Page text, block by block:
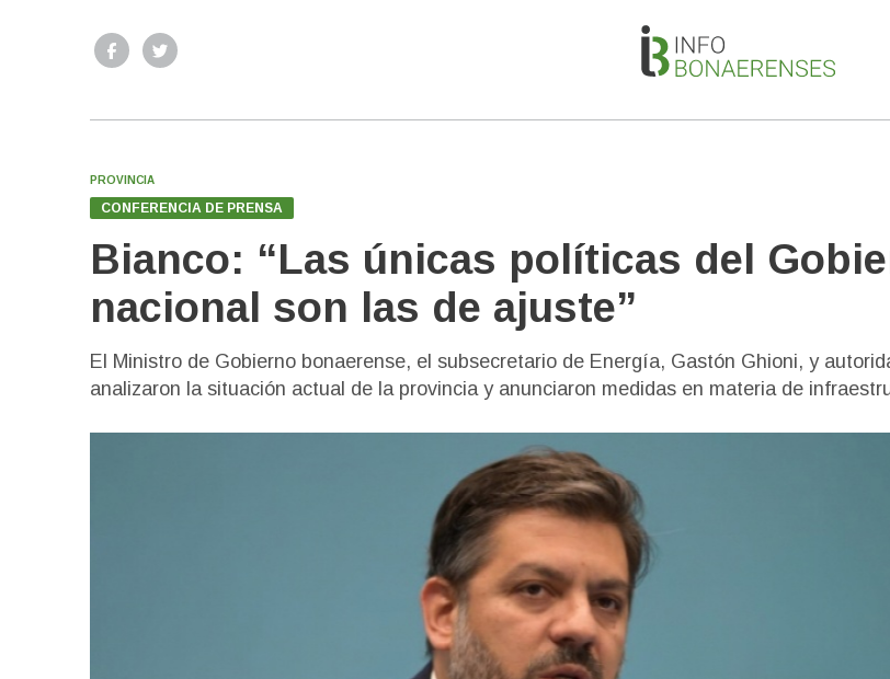
PROVINCIA
CONFERENCIA DE PRENSA
Bianco: “Las únicas políticas del
nacional son las de ajuste”
El Ministro de Gobierno bonaerense, el subsecretario de Energía, Gastón Ghioni, y
analizaron la situación actual de la provincia y anunciaron medidas en materia de